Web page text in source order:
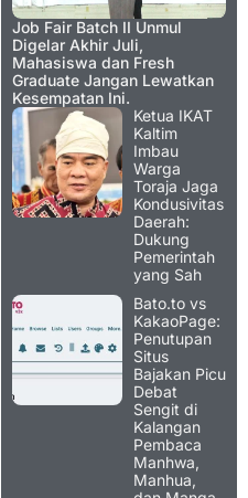
Job Fair Batch II Unmul
Digelar Akhir Juli,
Mahasiswa dan Fresh
Graduate Jangan Lewatkan
Kesempatan Ini.
Ketua IKAT
Kaltim
Imbau
Warga
Toraja Jaga
Kondusivitas
Daerah:
Dukung
Pemerintah
yang Sah
Bato.to vs
KakaoPage:
Penutupan
Situs
Bajakan Picu
Debat
Sengit di
Kalangan
Pembaca
Manhwa,
Manhua,